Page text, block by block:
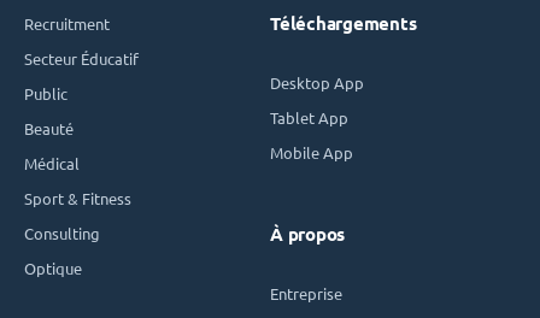
Recruitment
Secteur Éducatif
Public
Beauté
Médical
Sport & Fitness
Consulting
Optique
Téléchargements
Desktop App
Tablet App
Mobile App
À propos
Entreprise